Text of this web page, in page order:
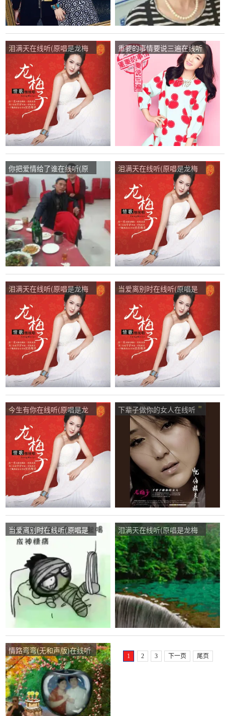
泪满天在线听(原唱是龙梅
子)，罗罗演唱点播:128次
重要的事情要说三遍在线听
(原唱是龙梅子)，lai演唱点
播:337次
你把爱情给了谁在线听(原
唱是龙梅子)，騰飛心灵之
约演唱点播:93次
泪满天在线听(原唱是龙梅
子)，YANER演唱点播:179
次
泪满天在线听(原唱是龙梅
子)，开心就好演唱点
播:280次
当爱离别时在线听(原唱是
龙梅子)，大叔也不错演唱
点播:58次
今生有你在线听(原唱是龙
梅子)，黑哥演唱点播:22次
下辈子做你的女人在线听
(原唱是龙梅子)，最~青春
演唱点播:74次
当爱离别时在线听(原唱是
龙梅子)，夏天的雪演唱点
播:157次
泪满天在线听(原唱是龙梅
子)，梦想演唱点播:39次
情路弯弯(无和声版)在线听
(原唱是龙梅子)，杰带刺的
玫瑰，演唱点播:62次
1 2 3 下一页 尾页